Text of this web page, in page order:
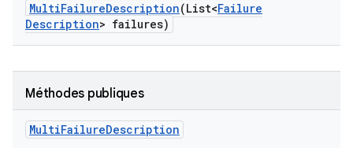
MultiFailureDescription(List<Failure
Description> failures)
Méthodes publiques
MultiFailureDescription